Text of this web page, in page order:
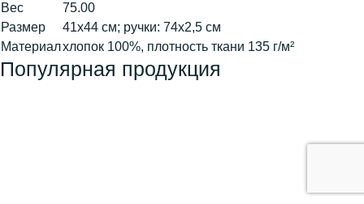
Вес
75.00
Размер
41х44 см; ручки: 74х2,5 см
Материалхлопок 100%, плотность ткани 135 г/м²
Популярная продукция